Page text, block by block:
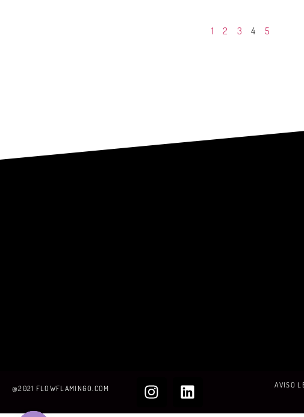
1 2 3 4 5
@2021 FLOWFLAMINGO.COM AVISO